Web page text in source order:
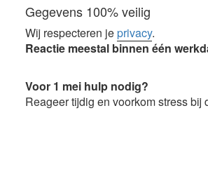
Gegevens 100% veilig
Wij respecteren jeprivacy.
Reactie meestal binnen één
Voor 1 mei hulp nodig?
Reageer tijdig en voorkom stress bij